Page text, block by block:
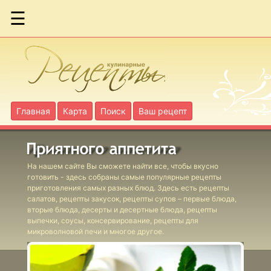
☰
Главная Карта Поиск Ваш рецепт
На нашем сайте Вы сможете найти все, чтобы вкусно
готовить - здесь собраны самые популярные рецепты
приготовления самых разных блюд. Здесь есть рецепты
салатов, рецепты закусок, рецепты супов – первые блюда,
вторые блюда, десерты и десертные блюда, рецепты
выпечки, соусы, консервирование, рецепты для
микроволновой печи и многое другое.
Бараньи
фрикадельки
по-гречески
Бараньи
голяшки в вине
Бириани с
ягнятиной
Бургеры с
фасолевым
соусом
Фаршированные